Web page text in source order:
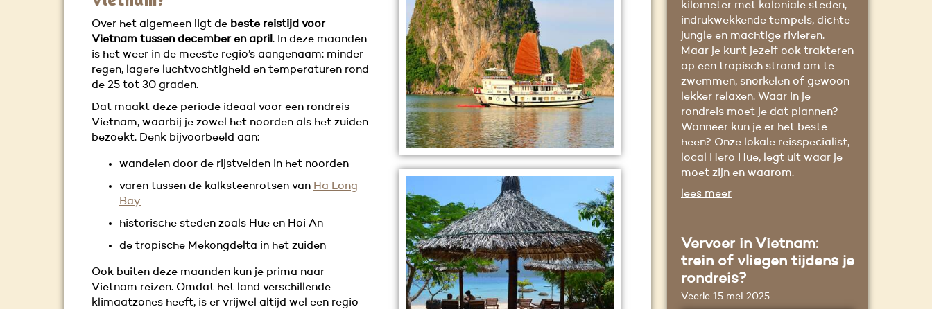
Over het algemeen ligt de beste reistijd voor
Vietnam tussen december en april . In deze maanden
is het weer in de meeste regio’s aangenaam: minder
regen, lagere luchtvochtigheid en temperaturen rond
de 25 tot 30 graden.
Dat maakt deze periode ideaal voor een rondreis
Vietnam, waarbij je zowel het noorden als het zuiden
bezoekt. Denk bijvoorbeeld aan:
wandelen door de rijstvelden in het noorden
varen tussen de kalksteenrotsen van Ha Long
Bay
historische steden zoals Hue en Hoi An
de tropische Mekongdelta in het zuiden
Ook buiten deze maanden kun je prima naar
Vietnam reizen. Omdat het land verschillende
klimaatzones heeft, is er vrijwel altijd wel een regio
kilometer met koloniale steden,
indrukwekkende tempels, dichte
jungle en machtige rivieren.
Maar je kunt jezelf ook trakteren
op een tropisch strand om te
zwemmen, snorkelen of gewoon
lekker relaxen. Waar in je
rondreis moet je dat plannen?
Wanneer kun je er het beste
heen? Onze lokale reisspecialist,
local Hero Hue, legt uit waar je
moet zijn en waarom.
lees meer
Vervoer in Vietnam:
trein of vliegen tijdens je
rondreis?
Veerle 15 mei 2025